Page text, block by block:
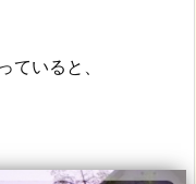
ていると、